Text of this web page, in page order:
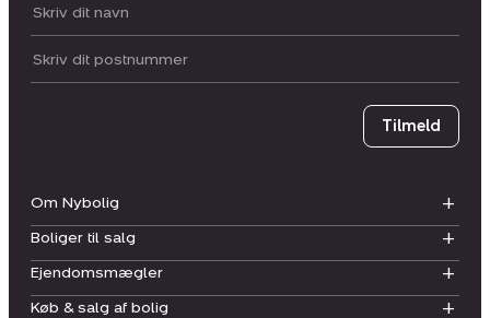
Om Nybolig
Boliger til salg
Ejendomsmægler
Køb & salg af bolig
Dit navn:
Postnummer
Tilmeld